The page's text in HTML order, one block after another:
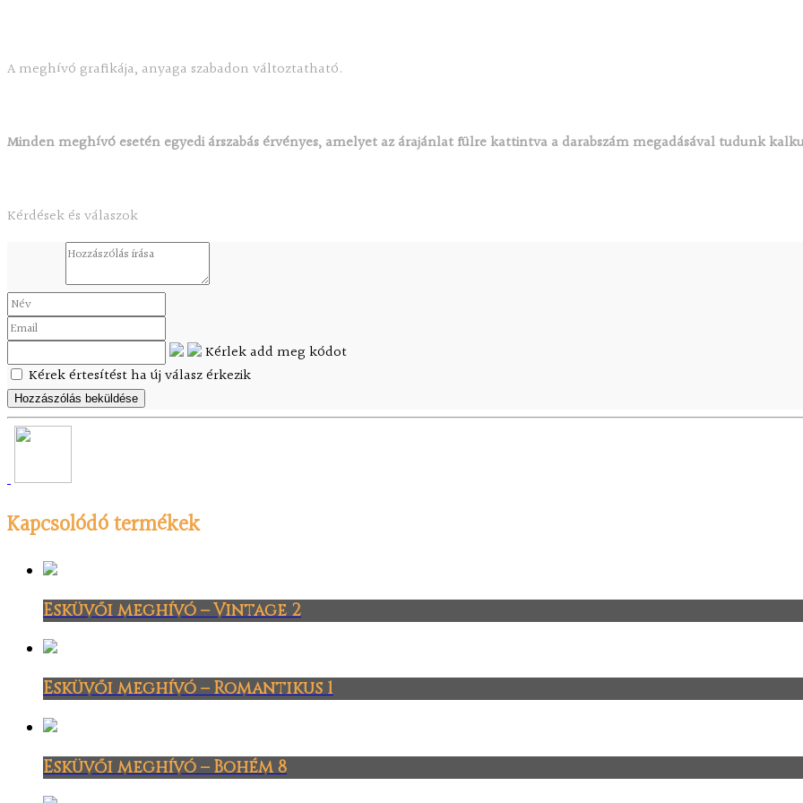
A meghívó grafikája, anyaga szabadon változtatható.
Minden meghívó esetén egyedi árszabás érvényes, amelyet az árajánlat fülre kattintva a darabszám megadásával tudunk
Kérdések és válaszok
Kérlek add meg kódot
Kérek értesítést ha új válasz érkezik
Kapcsolódó termékek
Esküvői meghívó – Vintage 2
Esküvői meghívó – Romantikus 1
Esküvői meghívó – Bohém 8